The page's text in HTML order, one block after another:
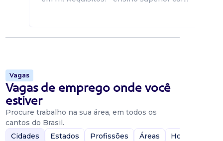
Vagas
Vagas de emprego onde você
estiver
Procure trabalho na sua área, em todos os
cantos do Brasil.
Cidades
Estados Profissões Áreas Home-Office